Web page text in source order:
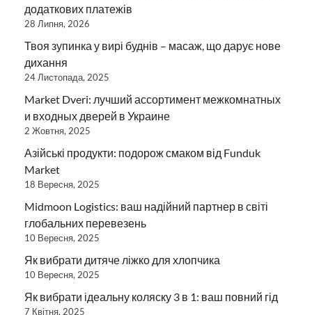
додаткових платежів
28 Липня, 2026
Твоя зупинка у вирі буднів – масаж, що дарує нове
дихання
24 Листопада, 2025
Market Dveri: лучший ассортимент межкомнатных
и входных дверей в Украине
2 Жовтня, 2025
Азійські продукти: подорож смаком від Funduk
Market
18 Вересня, 2025
Midmoon Logistics: ваш надійний партнер в світі
глобальних перевезень
10 Вересня, 2025
Як вибрати дитяче ліжко для хлопчика
10 Вересня, 2025
Як вибрати ідеальну коляску 3 в 1: ваш повний гід
7 Квітня, 2025